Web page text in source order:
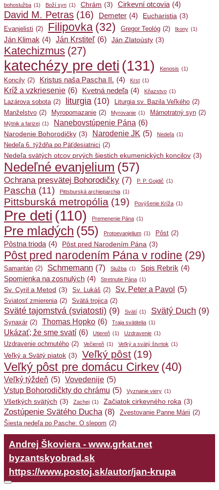
bohoslužba (1) Boží syn (1) Chrám (3) Cirkevní otcovia (4)
David M. Petras (16) Demeter (4) Eucharistia (3)
Evanjelisti (2) Filipovka (32) Gregor Teológ (2) Ikony (1)
Ján Klimak (4) Ján Krstiteľ (6) Ján Zlatoústy (3)
Katechizmus (27)
katechézy pre deti (131) Kenosis (1)
Koncily (2) Kristus naša Pascha II. (4) Krst (1)
Kríž a vzkriesenie (6) Kvetná nedeľa (4) Kňazstvo (1)
Lazárova sobota (2) liturgia (10) Liturgia sv. Bazila Veľkého (2)
Manželstvo (2) Myropomazanie (2) Myrovanie (1) Márnotratný syn (2)
Mýtnik a farizej (1) Nanebovstúpenie Pána (6)
Narodenie Bohorodičky (3) Narodenie JK (5) Nedeľa (1)
Nedeľa 6. týždňa po Päťdesiatnici (2)
Nedeľa svätých otcov prvých šiestich ekumenických koncilov (3)
Nedeľné evanjelium (57)
Ochrana presvätej Bohorodičky (7) P. P. Gojdič (1)
Pascha (11) Pittsburská archieparchia (1)
Pittsburská metropólia (19) Povýšenie Kríža (1)
Pre deti (110) Premenenie Pána (1)
Pre mladých (55) Protoevanjelium (1) Pôst (2)
Pôstna trioda (4) Pôst pred Narodením Pána (3)
Pôst pred narodením Pána v rodine (29)
Samaritán (2) Schmemann (7) Služba (1) Spis Rebrík (4)
Spomienka na zosnulých (4) Stretnutie Pána (1)
Sv. Cyril a Metod (3) Sv. Lukáš (2) Sv. Peter a Pavol (5)
Sviatosť zmierenia (2) Svätá trojica (2)
Sväté tajomstvá (sviatosti) (9) Svätí (1) Svätý Duch (9)
Synaxár (2) Thomas Hopko (6) Traja svätitelia (1)
Ukázať; že sme svatí (6) Utiereň (1) Uzdravenie (1)
Uzdravenie ochrnutého (2) Večiereň (1) Veľký a svätý štvrtok (1)
Veľký a Svätý piatok (3) Veľký pôst (19)
Veľký pôst pre domácu Cirkev (40)
Veľký týždeň (5) Vovedenije (5)
Vstup Bohorodičkty do chrámu (5) Vyznanie viery (1)
Všetkých svätých (3) Zachej (1) Začiatok cirkevného roka (3)
Zostúpenie Svätého Ducha (8) Zvestovanie Panne Márii (2)
Šiesta nedeľa po Pasche: O slepom (2)
Andrej Škoviera - www.grkat.net
byzantskyobrad.sk
https://www.postoj.sk/autor/jan-krupa